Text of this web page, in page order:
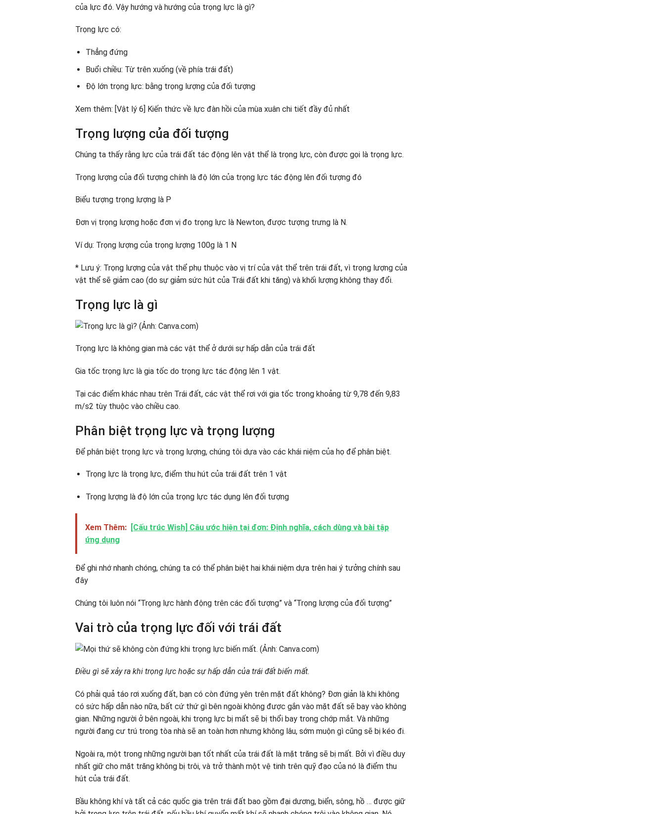
của lực đó. Vậy hướng và hướng của trọng lực là gì?
Trọng lực có:
Thẳng đứng
Buổi chiều: Từ trên xuống (về phía trái đất)
Độ lớn trọng lực: bằng trọng lượng của đối tượng
Xem thêm: [Vật lý 6] Kiến thức về lực đàn hồi của mùa xuân chi tiết đầy đủ nhất
Trọng lượng của đối tượng
Chúng ta thấy rằng lực của trái đất tác động lên vật thể là trọng lực, còn được gọi là trọng lực.
Trọng lượng của đối tượng chính là độ lớn của trọng lực tác động lên đối tượng đó
Biểu tượng trọng lượng là P
Đơn vị trọng lượng hoặc đơn vị đo trọng lực là Newton, được tượng trưng là N.
Ví dụ: Trọng lượng của trọng lượng 100g là 1 N
* Lưu ý: Trọng lượng của vật thể phụ thuộc vào vị trí của vật thể trên trái đất, vì trọng lượng của
vật thể sẽ giảm cao (do sự giảm sức hút của Trái đất khi tăng) và khối lượng không thay đổi.
Trọng lực là gì
Trọng lực là không gian mà các vật thể ở dưới sự hấp dẫn của trái đất
Gia tốc trọng lực là gia tốc do trọng lực tác động lên 1 vật.
Tại các điểm khác nhau trên Trái đất, các vật thể rơi với gia tốc trong khoảng từ 9,78 đến 9,83
m/s2 tùy thuộc vào chiều cao.
Phân biệt trọng lực và trọng lượng
Để phân biệt trọng lực và trọng lượng, chúng tôi dựa vào các khái niệm của họ để phân biệt.
Trọng lực là trọng lực, điểm thu hút của trái đất trên 1 vật
Trọng lượng là độ lớn của trọng lực tác dụng lên đối tượng
Xem Thêm: [Cấu trúc Wish] Câu ước hiện tại đơn: Định nghĩa, cách dùng và bài tập
ứng dụng
Để ghi nhớ nhanh chóng, chúng ta có thể phân biệt hai khái niệm dựa trên hai ý tưởng chính sau
đây
Chúng tôi luôn nói “Trọng lực hành động trên các đối tượng” và “Trọng lượng của đối tượng”
Vai trò của trọng lực đối với trái đất
Điều gì sẽ xảy ra khi trọng lực hoặc sự hấp dẫn của trái đất biến mất.
Có phải quả táo rơi xuống đất, bạn có còn đứng yên trên mặt đất không? Đơn giản là khi không
có sức hấp dẫn nào nữa, bất cứ thứ gì bên ngoài không được gắn vào mặt đất sẽ bay vào không
gian. Những người ở bên ngoài, khi trọng lực bị mất sẽ bị thổi bay trong chớp mắt. Và những
người đang cư trú trong tòa nhà sẽ an toàn hơn nhưng không lâu, sớm muộn gì cũng sẽ bị kéo đi.
Ngoài ra, một trong những người bạn tốt nhất của trái đất là mặt trăng sẽ bị mất. Bởi vì điều duy
nhất giữ cho mặt trăng không bị trôi, và trở thành một vệ tinh trên quỹ đạo của nó là điểm thu
hút của trái đất.
Bầu không khí và tất cả các quốc gia trên trái đất bao gồm đại dương, biển, sông, hồ … được giữ